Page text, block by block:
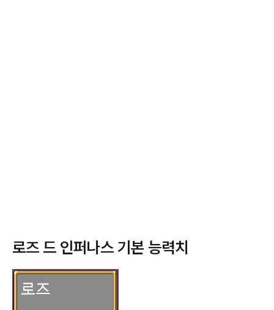
로즈 드 인퍼나스 기본 능력치